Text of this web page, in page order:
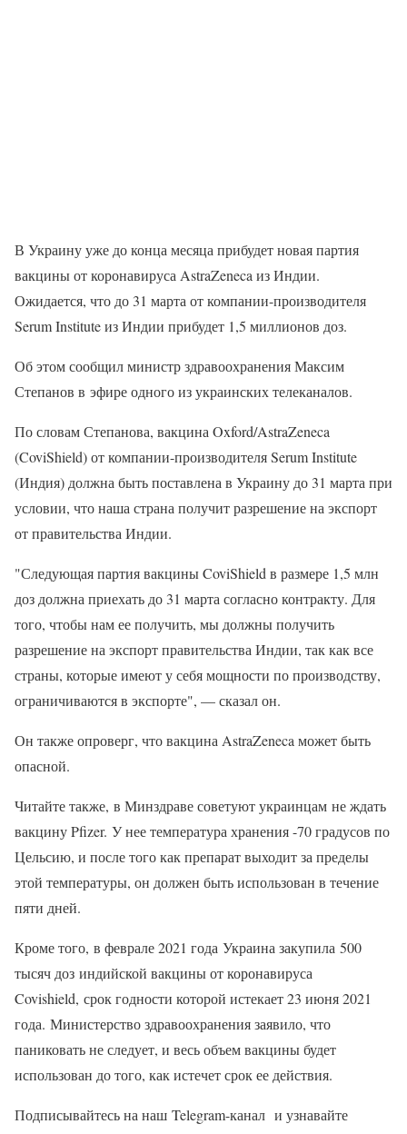
В Украину уже до конца месяца прибудет новая партия
вакцины от коронавируса AstraZeneca из Индии.
Ожидается, что до 31 марта от компании-производителя
Serum Institute из Индии прибудет 1,5 миллионов доз.
Об этом сообщил министр здравоохранения Максим
Степанов в эфире одного из украинских телеканалов.
По словам Степанова, вакцина Oxford/AstraZeneca
(CoviShield) от компании-производителя Serum Institute
(Индия) должна быть поставлена в Украину до 31 марта при
условии, что наша страна получит разрешение на экспорт
от правительства Индии.
"Следующая партия вакцины CoviShield в размере 1,5 млн
доз должна приехать до 31 марта согласно контракту. Для
того, чтобы нам ее получить, мы должны получить
разрешение на экспорт правительства Индии, так как все
страны, которые имеют у себя мощности по производству,
ограничиваются в экспорте", — сказал он.
Он также опроверг, что вакцина AstraZeneca может быть
опасной.
Читайте также, в Минздраве советуют украинцам не ждать
вакцину Pfizer. У нее температура хранения -70 градусов по
Цельсию, и после того как препарат выходит за пределы
этой температуры, он должен быть использован в течение
пяти дней.
Кроме того, в феврале 2021 года Украина закупила 500
тысяч доз индийской вакцины от коронавируса
Covishield, срок годности которой истекает 23 июня 2021
года. Министерство здравоохранения заявило, что
паниковать не следует, и весь объем вакцины будет
использован до того, как истечет срок ее действия.
Подписывайтесь на наш Telegram-канал и узнавайте